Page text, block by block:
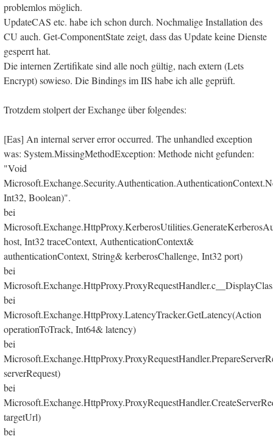
problemlos möglich.
UpdateCAS etc. habe ich schon durch. Nochmalige Installation des
CU auch. Get-ComponentState zeigt, dass das Update keine Dienste
gesperrt hat.
Die internen Zertifikate sind alle noch gültig, nach extern (Lets
Encrypt) sowieso. Die Bindings im IIS habe ich alle geprüft.
Trotzdem stolpert der Exchange über folgendes:
[Eas] An internal server error occurred. The unhandled exception
was: System.MissingMethodException: Methode nicht gefunden:
"Void
Int32, Boolean)".
bei
host, Int32 traceContext, AuthenticationContext&
authenticationContext, String& kerberosChallenge, Int32 port)
bei
bei
Microsoft.Exchange.HttpProxy.LatencyTracker.GetLatency(Action
operationToTrack, Int64& latency)
bei
serverRequest)
bei
targetUrl)
bei